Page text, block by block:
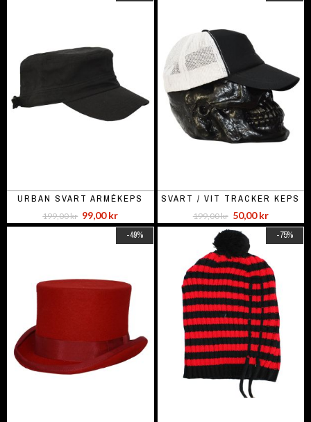
URBAN SVART ARMÉKEPS
199,00 kr 99,00 kr
SVART / VIT TRACKER KEPS
199,00 kr 50,00 kr
-49% -75%